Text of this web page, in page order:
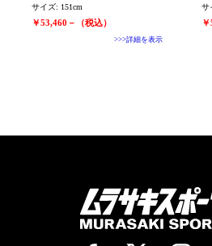
サイズ: 151cm
￥53,460－（税込）
>>>詳細を表示
サ